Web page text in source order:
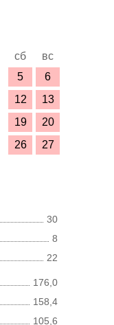
сб
вс
5
6
12
13
19
20
26
27
30
8
22
176,0
158,4
105,6